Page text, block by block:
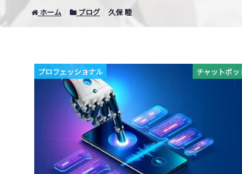
ホーム ブログ 久保 睦
チャットボ
プロフェッショナル